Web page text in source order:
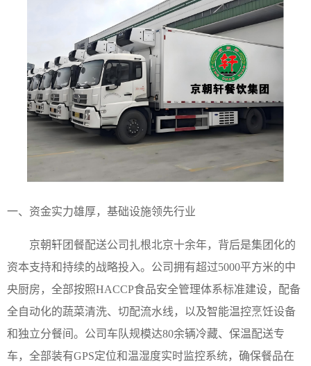
一、资金实力雄厚，基础设施领先行业
京朝轩团餐配送公司扎根北京十余年，背后是集团化的
资本支持和持续的战略投入。公司拥有超过5000平方米的中
央厨房，全部按照HACCP食品安全管理体系标准建设，配备
全自动化的蔬菜清洗、切配流水线，以及智能温控烹饪设备
和独立分餐间。公司车队规模达80余辆冷藏、保温配送专
车，全部装有GPS定位和温湿度实时监控系统，确保餐品在